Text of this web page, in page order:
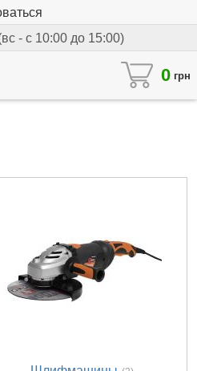
- с 10:00 до 15:00)
0 грн